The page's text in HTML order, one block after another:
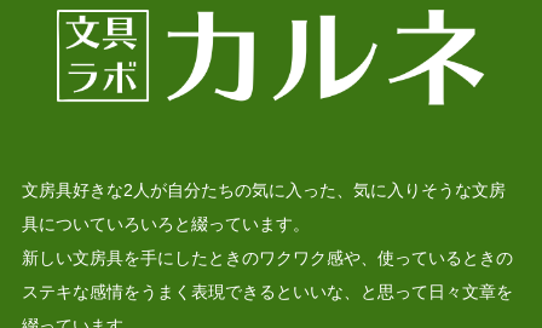
文房具好きな2人が自分たちの気に入った、気に入りそうな文房
具についていろいろと綴っています。
新しい文房具を手にしたときのワクワク感や、使っているときの
ステキな感情をうまく表現できるといいな、と思って日々文章を